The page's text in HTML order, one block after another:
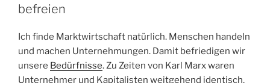
befreien
Ich finde Marktwirtschaft natürlich. Menschen handeln
und machen Unternehmungen. Damit befriedigen wir
unsere Bedürfnisse. Zu Zeiten von Karl Marx waren
Unternehmer und Kapitalisten weitgehend identisch,